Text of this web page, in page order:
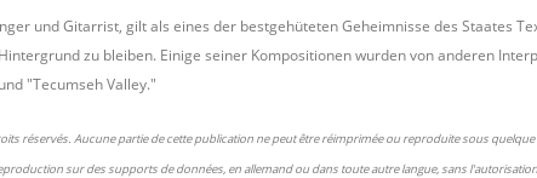
und Gitarrist, gilt als eines der bestgehüteten Geheimnisse des Staates
zu bleiben. Einige seiner Kompositionen wurden von anderen
"Tecumseh Valley."
réservés. Aucune partie de cette publication ne peut être réimprimée ou reproduite sous
sur des supports de données, en allemand ou dans toute autre langue, sans